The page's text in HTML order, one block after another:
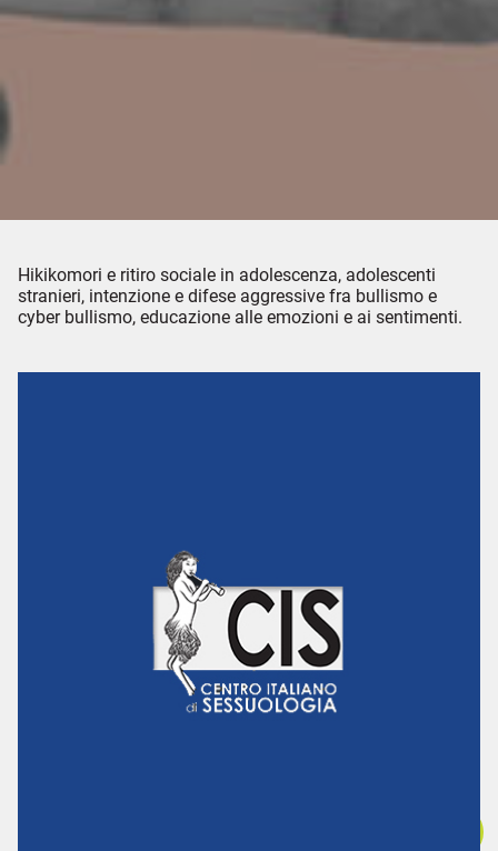
Hikikomori e ritiro sociale in adolescenza, adolescenti
stranieri, intenzione e difese aggressive fra bullismo e
cyber bullismo, educazione alle emozioni e ai sentimenti.